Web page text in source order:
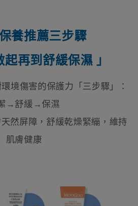
養推薦三步驟
起再到舒緩保濕 」
境傷害的保護力「三步驟」：
→舒緩→保濕
然屏障，舒緩乾燥緊繃，維持
肌膚健康